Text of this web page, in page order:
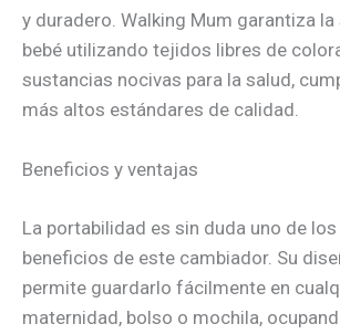
y duradero. Walking Mum garantiza
bebé utilizando tejidos libres de
sustancias nocivas para la salud,
más altos estándares de calidad.
Beneficios y ventajas
La portabilidad es sin duda uno de
beneficios de este cambiador. Su
permite guardarlo fácilmente en
maternidad, bolso o mochila,